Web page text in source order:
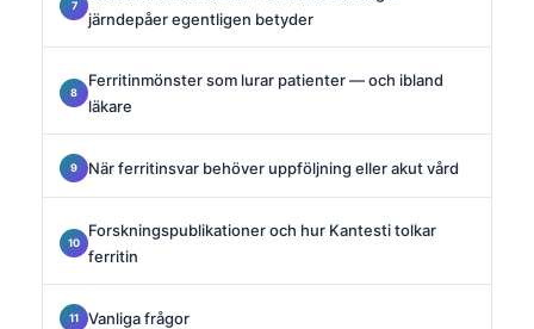
järndepåer egentligen betyder
Ferritinmönster som lurar patienter — och ibland
läkare
När ferritinsvar behöver uppföljning eller akut vård
Forskningspublikationer och hur Kantesti tolkar
ferritin
Vanliga frågor